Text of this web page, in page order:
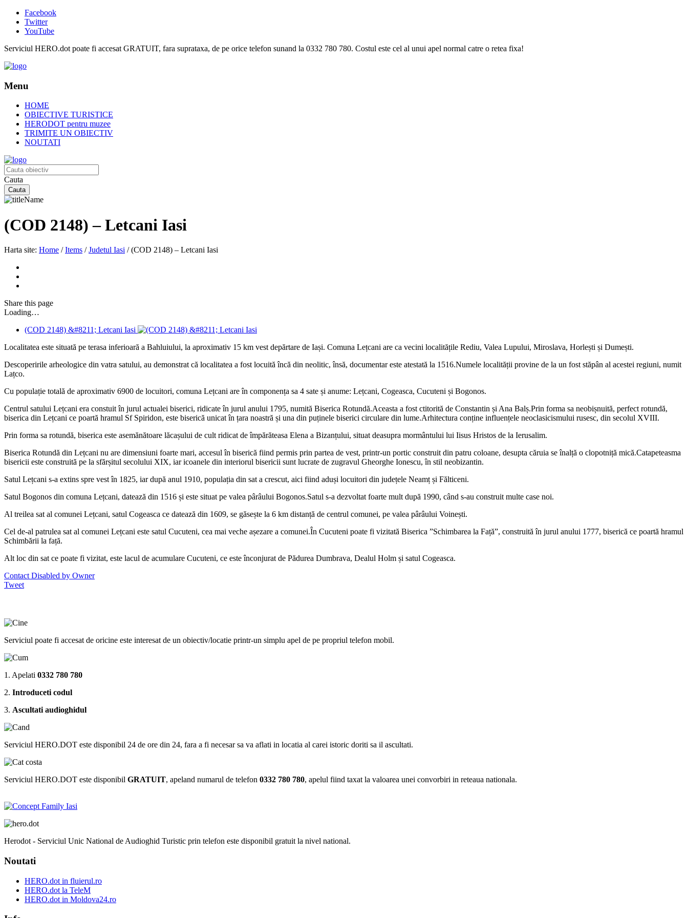
Facebook
Twitter
YouTube
Serviciul HERO.dot poate fi accesat GRATUIT, fara suprataxa, de pe orice telefon sunand la 0332 780 780. Costul este cel al unui apel normal catre o retea fixa!
Menu
HOME
OBIECTIVE TURISTICE
HERODOT pentru muzee
TRIMITE UN OBIECTIV
NOUTATI
Cauta
(COD 2148) – Letcani Iasi
Harta site: Home / Items / Judetul Iasi / (COD 2148) – Letcani Iasi
Share this page
Loading…
(COD 2148) &#8211; Letcani Iasi
Localitatea este situată pe terasa inferioară a Bahluiului, la aproximativ 15 km vest depărtare de Iași. Comuna Lețcani are ca vecini localitățile Rediu, Valea Lupului, Miroslava, Horlești și Dumești.
Descoperirile arheologice din vatra satului, au demonstrat că localitatea a fost locuită încă din neolitic, însă, documentar este atestată la 1516.Numele localității provine de la un fost stăpân al acestei regiuni, numit
Lațco.
Cu populație totală de aproximativ 6900 de locuitori, comuna Lețcani are în componența sa 4 sate și anume: Lețcani, Cogeasca, Cucuteni și Bogonos.
Centrul satului Lețcani era constuit în jurul actualei biserici, ridicate în jurul anului 1795, numită Biserica Rotundă.Aceasta a fost ctitorită de Constantin și Ana Balș.Prin forma sa neobișnuită, perfect rotundă,
biserica din Lețcani ce poartă hramul Sf Spiridon, este biserică unicat în țara noastră și una din puținele biserici circulare din lume.Arhitectura conține influențele neoclasicismului rusesc, din secolul XVIII.
Prin forma sa rotundă, biserica este asemănătoare lăcașului de cult ridicat de împărăteasa Elena a Bizanțului, situat deasupra mormântului lui Iisus Hristos de la Ierusalim.
Biserica Rotundă din Lețcani nu are dimensiuni foarte mari, accesul în biserică fiind permis prin partea de vest, printr-un portic construit din patru coloane, desupta căruia se înalță o clopotniță mică.Catapeteasma
bisericii este construită pe la sfărșitul secolului XIX, iar icoanele din interiorul bisericii sunt lucrate de zugravul Gheorghe Ionescu, în stil neobizantin.
Satul Lețcani s-a extins spre vest în 1825, iar după anul 1910, populația din sat a crescut, aici fiind aduși locuitori din județele Neamț și Fălticeni.
Satul Bogonos din comuna Lețcani, datează din 1516 și este situat pe valea pârâului Bogonos.Satul s-a dezvoltat foarte mult după 1990, când s-au construit multe case noi.
Al treilea sat al comunei Lețcani, satul Cogeasca ce datează din 1609, se găsește la 6 km distanță de centrul comunei, pe valea pârâului Voinești.
Cel de-al patrulea sat al comunei Lețcani este satul Cucuteni, cea mai veche așezare a comunei.În Cucuteni poate fi vizitată Biserica ”Schimbarea la Față”, construită în jurul anului 1777, biserică ce poartă hramul
Schimbării la față.
Alt loc din sat ce poate fi vizitat, este lacul de acumulare Cucuteni, ce este înconjurat de Pădurea Dumbrava, Dealul Holm și satul Cogeasca.
Contact Disabled by Owner
Tweet
Serviciul poate fi accesat de oricine este interesat de un obiectiv/locatie printr-un simplu apel de pe propriul telefon mobil.
1. Apelati 0332 780 780
2. Introduceti codul
3. Ascultati audioghidul
Serviciul HERO.DOT este disponibil 24 de ore din 24, fara a fi necesar sa va aflati in locatia al carei istoric doriti sa il ascultati.
Serviciul HERO.DOT este disponibil GRATUIT, apeland numarul de telefon 0332 780 780, apelul fiind taxat la valoarea unei convorbiri in reteaua nationala.
Herodot - Serviciul Unic National de Audioghid Turistic prin telefon este disponibil gratuit la nivel national.
Noutati
HERO.dot in fluierul.ro
HERO.dot la TeleM
HERO.dot in Moldova24.ro